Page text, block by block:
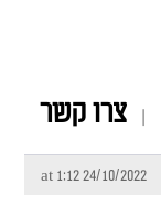
צרו קשר
24/10/2022 at 1:12